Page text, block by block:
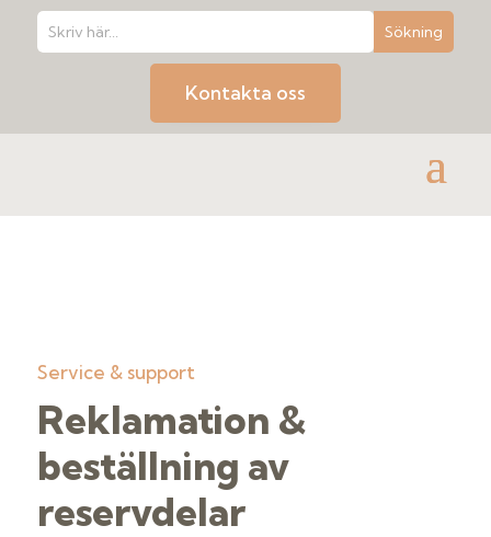
Kontakta oss
Service & support
Reklamation &
beställning av
reservdelar